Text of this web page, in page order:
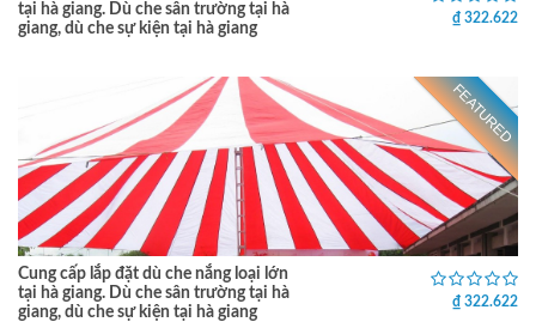
tại hà giang. Dù che sân trường tại hà
giang, dù che sự kiện tại hà giang
₫ 322.622
FEATURED
Cung cấp lắp đặt dù che nắng loại lớn
tại hà giang. Dù che sân trường tại hà
giang, dù che sự kiện tại hà giang
₫ 322.622